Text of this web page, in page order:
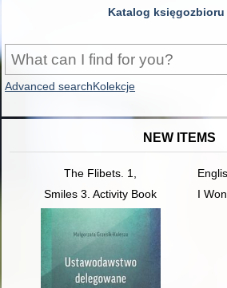
Katalog księgozbioru
Advanced searchKolekcje
NEW ITEMS
The Flibets. 1,
Smiles 3. Activity Book
I